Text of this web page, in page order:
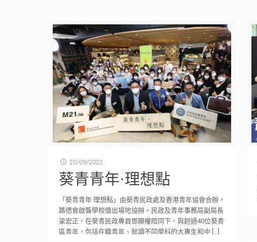
20/09/2022
葵青青年·理想點
「葵青青年·理想點」由葵青民政處及香港青年協會合辦，
路德會啟聾學校借出場地協辦。民政及青年事務局副局長
梁宏正，在葵青民政專員鄧顯權陪同下，與超過40位葵青
區青年，包括在職青年、就讀不同學科的大專生和中 […]